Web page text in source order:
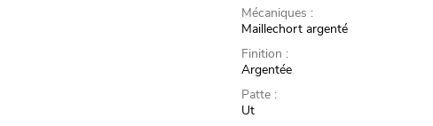
Mécaniques :
Maillechort argenté
Finition :
Argentée
Patte :
Ut